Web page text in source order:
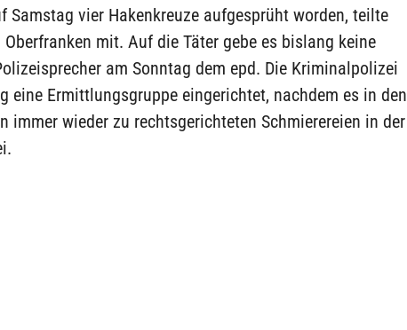
Samstag vier Hakenkreuze aufgesprüht worden, teilte
mit. Auf die Täter gebe es bislang keine
am Sonntag dem epd. Die Kriminalpolizei
eine Ermittlungsgruppe eingerichtet, nachdem es in den
immer wieder zu rechtsgerichteten Schmierereien in der